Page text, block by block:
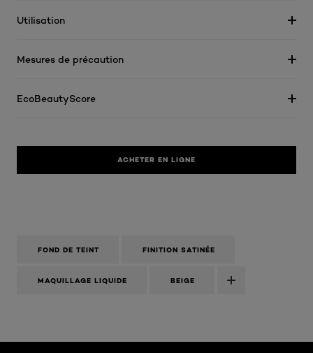
Utilisation
Mesures de précaution
EcoBeautyScore
ACHETER EN LIGNE
FOND DE TEINT FINITION SATINÉE
MAQUILLAGE LIQUIDE BEIGE